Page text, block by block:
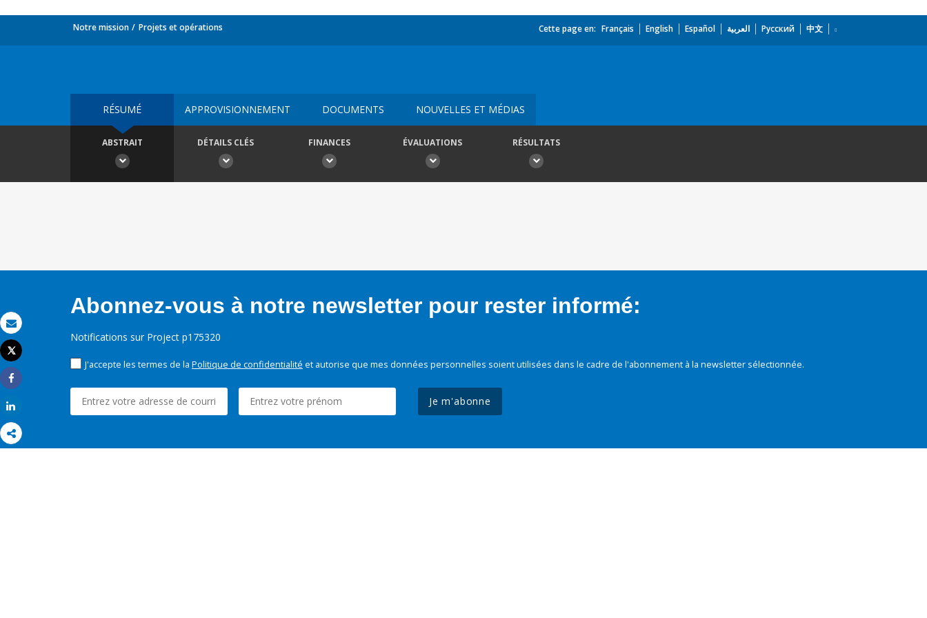
Email
Imprimer
Tweet
Share
Notre mission Projets et opérations Cette page en: Français English Español العربية Русский 中文
RÉSUMÉ APPROVISIONNEMENT DOCUMENTS NOUVELLES ET MÉDIAS
ABSTRAIT DÉTAILS CLÉS FINANCES ÉVALUATIONS RÉSULTATS
Abonnez-vous à notre newsletter pour rester informé:
Notifications sur Project p175320
J'accepte les termes de la Politique de confidentialité et autorise que mes données personnelles soient utilisées dans le cadre de l'abonnement à la newsletter sélectionnée.
Je m'abonne